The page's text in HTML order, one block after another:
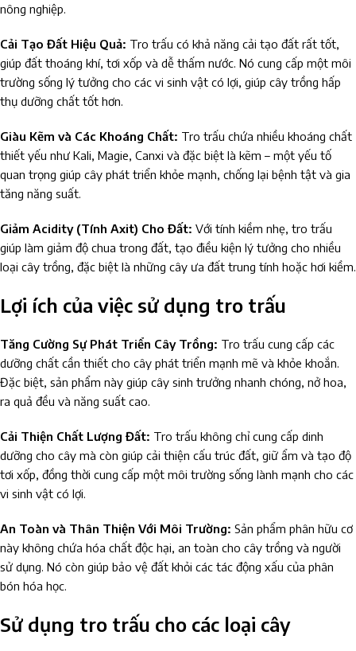
nông nghiệp.
Cải Tạo Đất Hiệu Quả: Tro trấu có khả năng cải tạo đất rất tốt,
giúp đất thoáng khí, tơi xốp và dễ thấm nước. Nó cung cấp một môi
trường sống lý tưởng cho các vi sinh vật có lợi, giúp cây trồng hấp
thụ dưỡng chất tốt hơn.
Giàu Kẽm và Các Khoáng Chất: Tro trấu chứa nhiều khoáng chất
thiết yếu như Kali, Magie, Canxi và đặc biệt là kẽm – một yếu tố
quan trọng giúp cây phát triển khỏe mạnh, chống lại bệnh tật và gia
tăng năng suất.
Giảm Acidity (Tính Axit) Cho Đất: Với tính kiềm nhẹ, tro trấu
giúp làm giảm độ chua trong đất, tạo điều kiện lý tưởng cho nhiều
loại cây trồng, đặc biệt là những cây ưa đất trung tính hoặc hơi kiềm.
Lợi ích của việc sử dụng tro trấu
Tăng Cường Sự Phát Triển Cây Trồng: Tro trấu cung cấp các
dưỡng chất cần thiết cho cây phát triển mạnh mẽ và khỏe khoắn.
Đặc biệt, sản phẩm này giúp cây sinh trưởng nhanh chóng, nở hoa,
ra quả đều và năng suất cao.
Cải Thiện Chất Lượng Đất: Tro trấu không chỉ cung cấp dinh
dưỡng cho cây mà còn giúp cải thiện cấu trúc đất, giữ ẩm và tạo độ
tơi xốp, đồng thời cung cấp một môi trường sống lành mạnh cho các
vi sinh vật có lợi.
An Toàn và Thân Thiện Với Môi Trường: Sản phẩm phân hữu cơ
này không chứa hóa chất độc hại, an toàn cho cây trồng và người
sử dụng. Nó còn giúp bảo vệ đất khỏi các tác động xấu của phân
bón hóa học.
Sử dụng tro trấu cho các loại cây